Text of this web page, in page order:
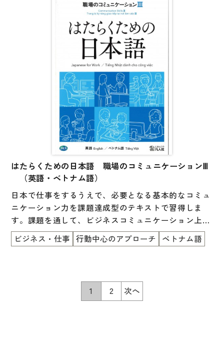
はたらくための日本語 職場のコミュニケーションⅢ
（英語・ベトナム語）
日本で仕事をするうえで、必要となる基本的なコミュ
ニケーション力を課題達成型のテキストで習得しま
す。課題を通して、ビジネスコミュニケーション上の
マナーや暗黙のルールを考える機会を提供します。
ビジネス・仕事 行動中心のアプローチ ベトナム語
1 2 次へ